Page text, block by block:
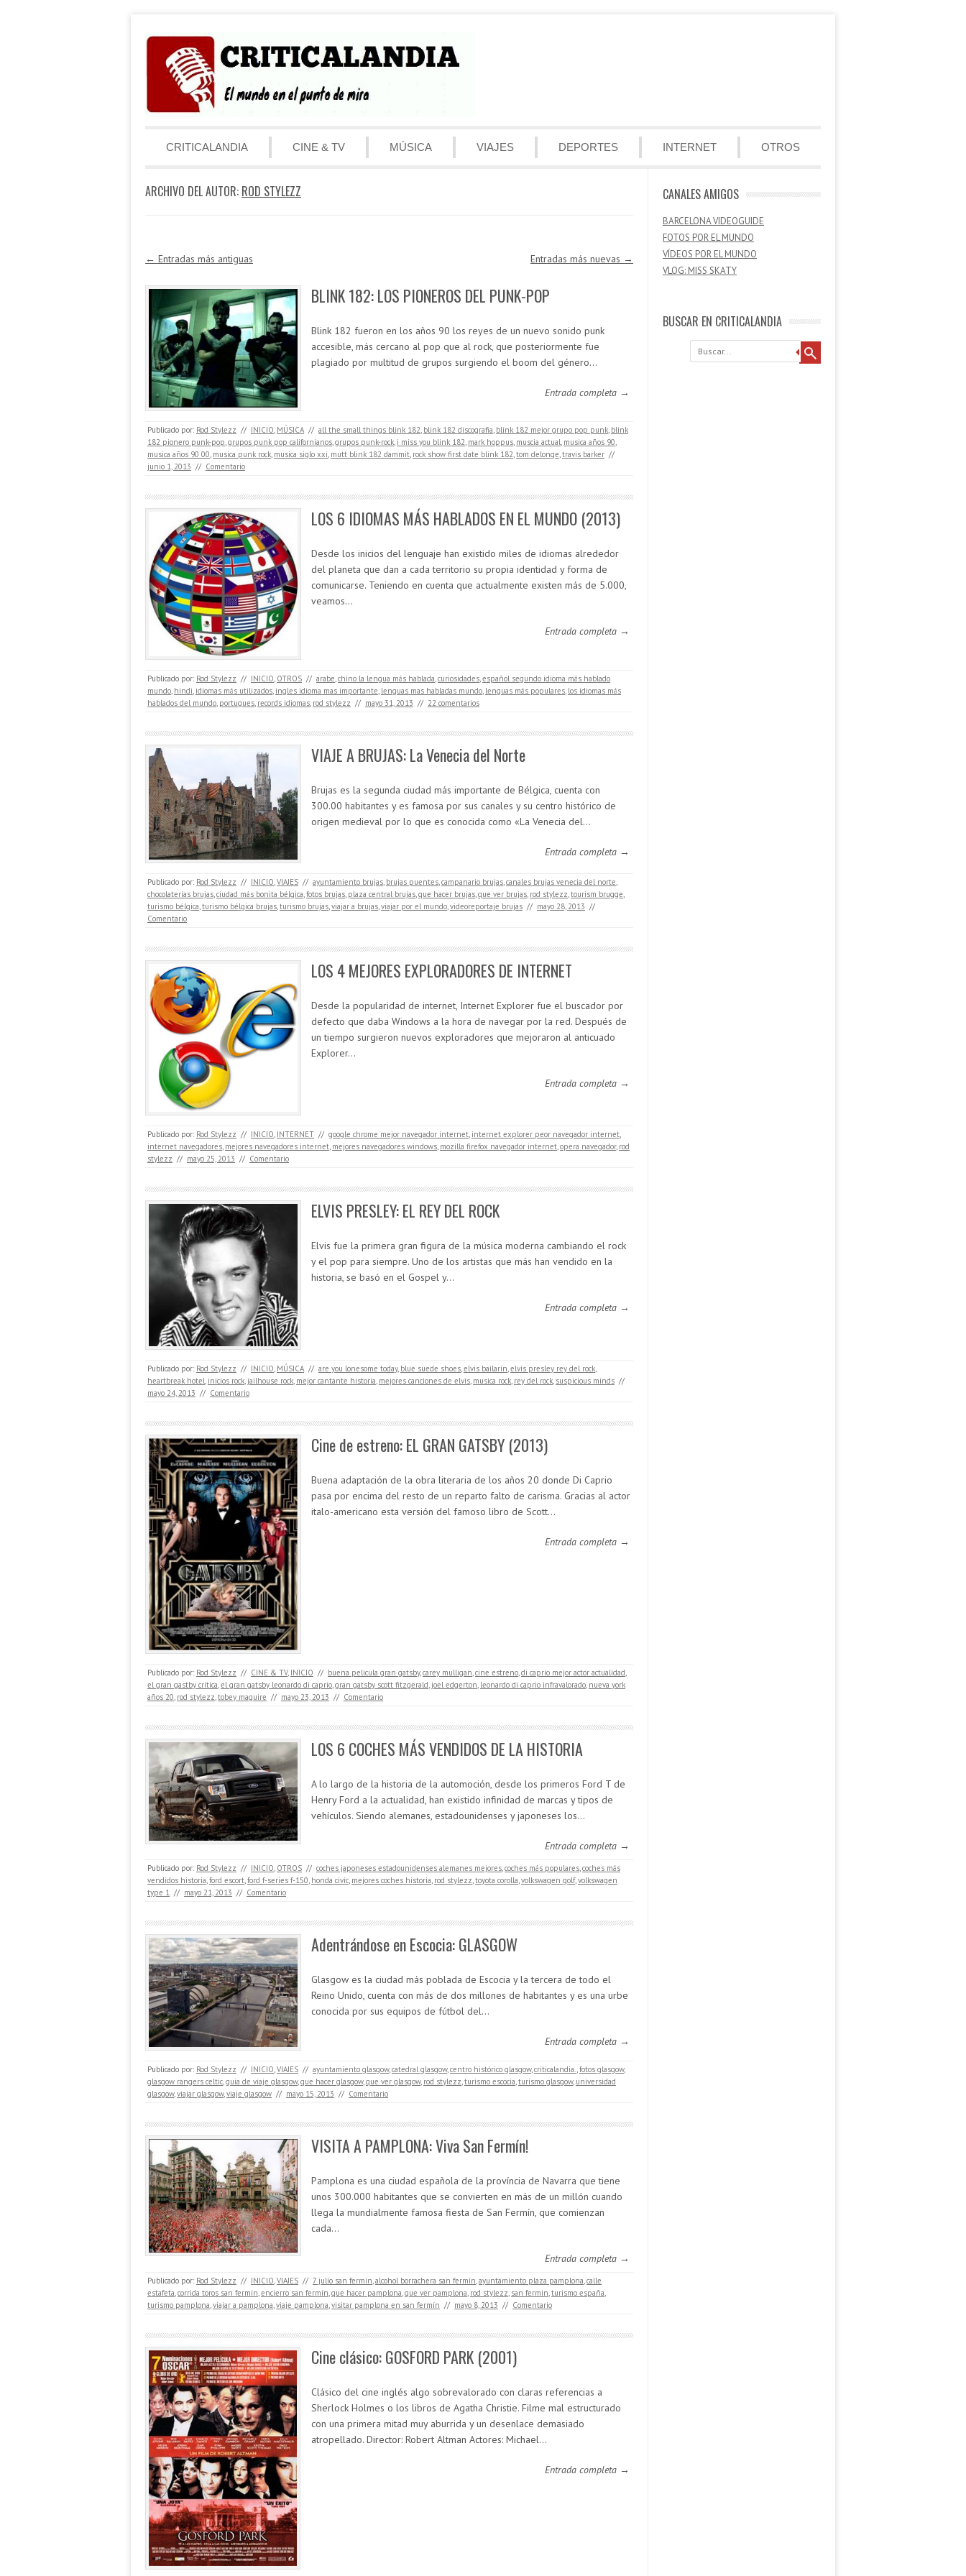
Menú
CRITICALANDIA
CINE & TV MÚSICA VIAJES DEPORTES INTERNET OTROS
ARCHIVO DEL AUTOR: ROD STYLEZZ
Navegación de entradas
← Entradas más antiguas Entradas más nuevas →
BLINK 182: LOS PIONEROS DEL PUNK-POP
Blink 182 fueron en los años 90 los reyes de un nuevo sonido punk
accesible, más cercano al pop que al rock, que posteriormente fue
plagiado por multitud de grupos surgiendo el boom del género…
Entrada completa →
Publicado por: Rod Stylezz // INICIO, MÚSICA // all the small things blink 182, blink 182 discografia, blink 182 mejor grupo pop punk, blink
182 pionero punk-pop,grupos punk pop californianos,grupos punk-rock, i miss you blink 182, mark hoppus, muscia actual, musica años 90,
musica años 90 00, musica punk rock, musica siglo xxi, mutt blink 182 dammit, rock show first date blink 182,tom delonge,travis barker //
junio 1, 2013 // Comentario
LOS 6 IDIOMAS MÁS HABLADOS EN EL MUNDO (2013)
Desde los inicios del lenguaje han existido miles de idiomas alrededor
del planeta que dan a cada territorio su propia identidad y forma de
comunicarse. Teniendo en cuenta que actualmente existen más de 5.000,
veamos…
Entrada completa →
Publicado por: Rod Stylezz // INICIO, OTROS // arabe,chino la lengua más hablada,curiosidades,español segundo idioma más hablado
mundo, hindi, idiomas más utilizados, ingles idioma mas importante, lenguas mas habladas mundo, lenguas más populares, los idiomas más
hablados del mundo, portugues, records idiomas, rod stylezz // mayo 31, 2013 // 22 comentarios
VIAJE A BRUJAS: La Venecia del Norte
Brujas es la segunda ciudad más importante de Bélgica, cuenta con
300.00 habitantes y es famosa por sus canales y su centro histórico de
origen medieval por lo que es conocida como «La Venecia del…
Entrada completa →
Publicado por: Rod Stylezz // INICIO VIAJES // ayuntamiento brujas brujas puentes campanario brujas canales brujas venecia del norte
chocolaterías brujas ciudad más bonita bélgica fotos brujas plaza central brujas que hacer brujas que ver brujas rod stylezz tourism brugge
turismo bélgica turismo bélgica brujas turismo brujas viajar a brujas viajar por el mundo videoreportaje brujas // mayo 28, 2013 //
Comentario
LOS 4 MEJORES EXPLORADORES DE INTERNET
Desde la popularidad de internet, Internet Explorer fue el buscador por
defecto que daba Windows a la hora de navegar por la red. Después de
un tiempo surgieron nuevos exploradores que mejoraron al anticuado
Explorer…
Entrada completa →
Publicado por: Rod Stylezz // INICIO, INTERNET // google chrome mejor navegador internet, internet explorer peor navegador internet,
internet navegadores, mejores navegadores internet, mejores navegadores windows, mozilla firefox navegador internet,opera navegador, rod
stylezz // mayo 25, 2013 // Comentario
ELVIS PRESLEY: EL REY DEL ROCK
Elvis fue la primera gran figura de la música moderna cambiando el rock
y el pop para siempre. Uno de los artistas que más han vendido en la
historia, se basó en el Gospel y…
Entrada completa →
Publicado por: Rod Stylezz // INICIO, MÚSICA // are you lonesome today, blue suede shoes,elvis bailarín,elvis presley rey del rock,
heartbreak hotel, inicios rock, jailhouse rock, mejor cantante historia, mejores canciones de elvis, musica rock, rey del rock, suspicious minds //
mayo 24, 2013 // Comentario
Cine de estreno: EL GRAN GATSBY (2013)
Buena adaptación de la obra literaria de los años 20 donde Di Caprio
pasa por encima del resto de un reparto falto de carisma. Gracias al actor
italo-americano esta versión del famoso libro de Scott…
Entrada completa →
Publicado por: Rod Stylezz // CINE & TV, INICIO // buena pelicula gran gatsby,carey mulligan,cine estreno,di caprio mejor actor actualidad,
el gran gastby critica,el gran gatsby leonardo di caprio,gran gatsby scott fitzgerald, joel edgerton, leonardo di caprio infravalorado, nueva york
años 20, rod stylezz,tobey maguire // mayo 23, 2013 // Comentario
LOS 6 COCHES MÁS VENDIDOS DE LA HISTORIA
A lo largo de la historia de la automoción, desde los primeros Ford T de
Henry Ford a la actualidad, han existido infinidad de marcas y tipos de
vehículos. Siendo alemanes, estadounidenses y japoneses los…
Entrada completa →
Publicado por: Rod Stylezz // INICIO, OTROS // coches japoneses estadounidenses alemanes mejores,coches más populares,coches más
vendidos historia,ford escort,ford f-series f-150, honda civic, mejores coches historia, rod stylezz,toyota corolla,volkswagen golf,volkswagen
type 1 // mayo 21, 2013 // Comentario
Adentrándose en Escocia: GLASGOW
Glasgow es la ciudad más poblada de Escocia y la tercera de todo el
Reino Unido, cuenta con más de dos millones de habitantes y es una urbe
conocida por sus equipos de fútbol del…
Entrada completa →
Publicado por: Rod Stylezz // INICIO,VIAJES // ayuntamiento glasgow,catedral glasgow,centro histórico glasgow,criticalandia.,fotos glasgow,
glasgow rangers celtic,guia de viaje glasgow,que hacer glasgow,que ver glasgow, rod stylezz,turismo escocia,turismo glasgow, universidad
glasgow,viajar glasgow,viaje glasgow // mayo 15, 2013 // Comentario
VISITA A PAMPLONA: Viva San Fermín!
Pamplona es una ciudad española de la província de Navarra que tiene
unos 300.000 habitantes que se convierten en más de un millón cuando
llega la mundialmente famosa fiesta de San Fermín, que comienzan
cada…
Entrada completa →
Publicado por: Rod Stylezz // INICIO,VIAJES // 7 julio san fermin,alcohol borrachera san fermín,ayuntamiento plaza pamplona,calle
estafeta,corrida toros san fermín,encierro san fermín,que hacer pamplona,que ver pamplona, rod stylezz, san fermin,turismo españa,
turismo pamplona,viajar a pamplona,viaje pamplona,visitar pamplona en san fermín // mayo 8, 2013 // Comentario
Cine clásico: GOSFORD PARK (2001)
Clásico del cine inglés algo sobrevalorado con claras referencias a
Sherlock Holmes o los libros de Agatha Christie. Filme mal estructurado
con una primera mitad muy aburrida y un desenlace demasiado
atropellado. Director: Robert Altman Actores: Michael…
Entrada completa →
CANALES AMIGOS
BARCELONA VIDEOGUIDE
FOTOS POR EL MUNDO
VÍDEOS POR EL MUNDO
VLOG: MISS SKATY
BUSCAR EN CRITICALANDIA
Buscar